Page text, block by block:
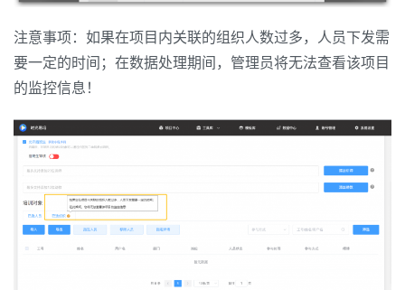
注意事项：如果在项目内关联的组织人数过多，人员下发需
要一定的时间；在数据处理期间，管理员将无法查看该项目
的监控信息！